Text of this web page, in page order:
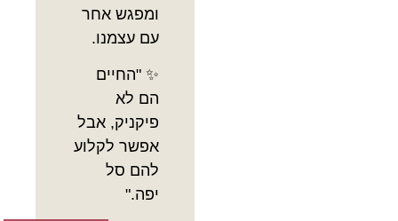
ומפגש אחר
עם עצמנו.
✨ "החיים
הם לא
פיקניק, אבל
אפשר לקלוע
להם סל
יפה."